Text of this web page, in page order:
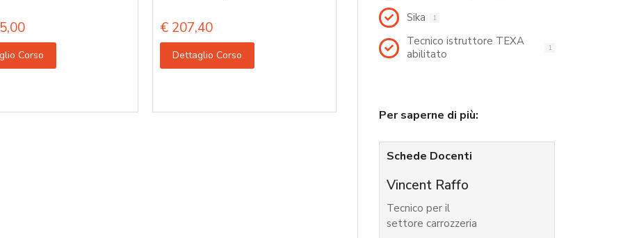
Corso
€ 207,40
Dettaglio Corso
Sika 1
Tecnico istruttore TEXA
abilitato
1
Per saperne di più:
Schede Docenti
Vincent Raffo
Tecnico per il
settore carrozzeria